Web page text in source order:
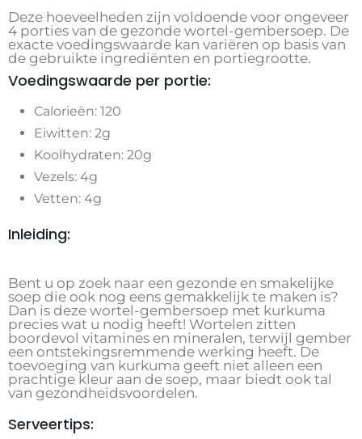
Deze hoeveelheden zijn voldoende voor ongeveer
4 porties van de gezonde wortel-gembersoep. De
exacte voedingswaarde kan variëren op basis van
de gebruikte ingrediënten en portiegrootte.
Voedingswaarde per portie:
Calorieën: 120
Eiwitten: 2g
Koolhydraten: 20g
Vezels: 4g
Vetten: 4g
Inleiding:
Bent u op zoek naar een gezonde en smakelijke
soep die ook nog eens gemakkelijk te maken is?
Dan is deze wortel-gembersoep met kurkuma
precies wat u nodig heeft! Wortelen zitten
boordevol vitamines en mineralen, terwijl gember
een ontstekingsremmende werking heeft. De
toevoeging van kurkuma geeft niet alleen een
prachtige kleur aan de soep, maar biedt ook tal
van gezondheidsvoordelen.
Serveertips: